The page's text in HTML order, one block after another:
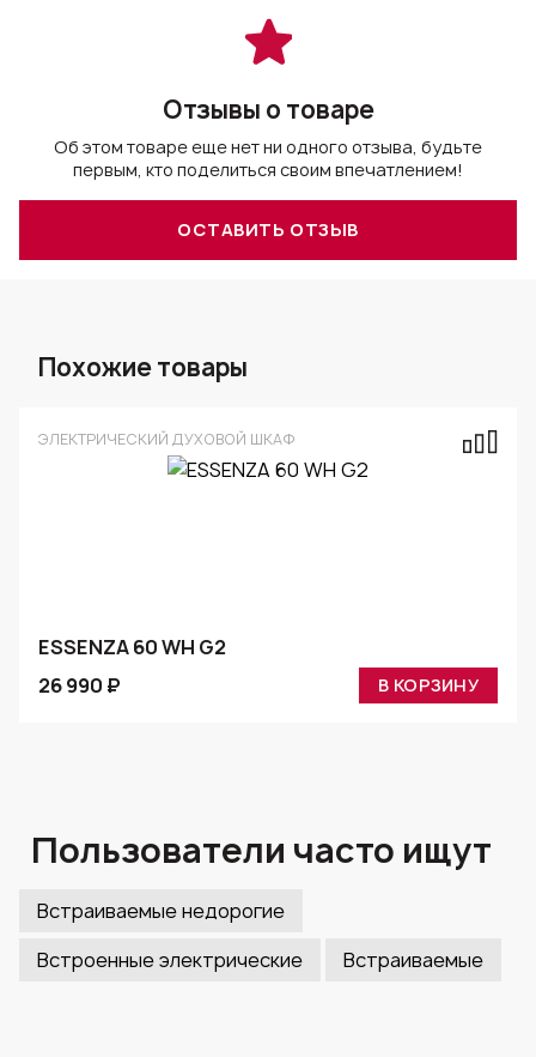
Отзывы о товаре
Об этом товаре еще нет ни одного отзыва, будьте
первым, кто поделиться своим впечатлением!
ОСТАВИТЬ ОТЗЫВ
Похожие товары
ЭЛЕКТРИЧЕСКИЙ ДУХОВОЙ ШКАФ
ESSENZA 60 WH G2
26 990 ₽
В КОРЗИНУ
Пользователи часто ищут
Встраиваемые недорогие
Встроенные электрические
Встраиваемые